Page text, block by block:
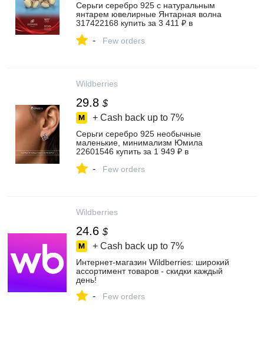
Серьги серебро 925 с натуральным
янтарем ювелирные Янтарная волна
317422168 купить за 3 411 ₽ в
- Few orders
Wildberries
29.8 $
+ Cash back up to 7%
Серьги серебро 925 необычные
маленькие, минимализм Юмила
22601546 купить за 1 949 ₽ в
- Few orders
Wildberries
24.6 $
+ Cash back up to 7%
Интернет‑магазин Wildberries: широкий
ассортимент товаров - скидки каждый
день!
- Few orders